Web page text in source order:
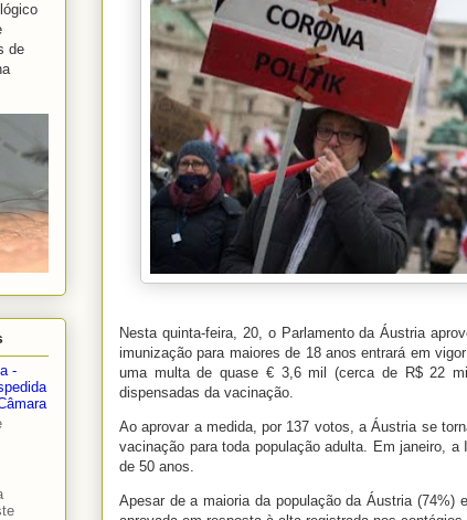
Nesta quinta-feira, 20, o Parlamento da Áustria
imunização para maiores de 18 anos entrará em
uma multa de quase € 3,6 mil (cerca de R$ 22
dispensadas da vacinação.
Ao aprovar a medida, por 137 votos, a Áustria se
vacinação para toda população adulta. Em janeiro,
de 50 anos.
Apesar de a maioria da população da Áustria
de
-